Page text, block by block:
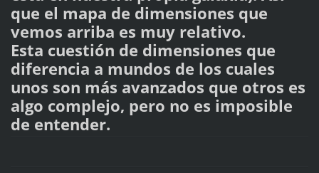
que el mapa de dimensiones que
vemos arriba es muy relativo.
Esta cuestión de dimensiones que
diferencia a mundos de los cuales
unos son más avanzados que otros es
algo complejo, pero no es imposible
de entender.